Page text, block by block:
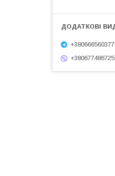
+380666560377
+380677486725